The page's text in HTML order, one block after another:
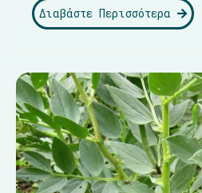
Διαβάστε Περισσότερα